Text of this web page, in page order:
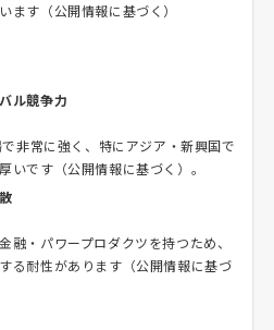
ます（公開情報に基づく）
ル競争力
非常に強く、特にアジア・新興国で
いです（公開情報に基づく）。
融・パワープロダクツを持つため、
る耐性があります（公開情報に基づ